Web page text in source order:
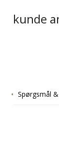
kunde
Spørgsmål